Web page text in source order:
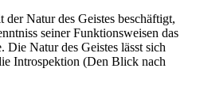
Natur des Geistes beschäftigt,
seiner Funktionsweisen das
Natur des Geistes lässt sich
Introspektion (Den Blick nach